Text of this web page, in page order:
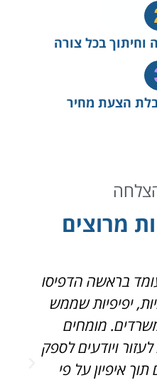
וחיתוך בכל צורה
הצעת מחיר
מרוצים
בראשה הדפיסו
יפיפיות שממש
מומחים
ויודעים לספק
איפיון על פי